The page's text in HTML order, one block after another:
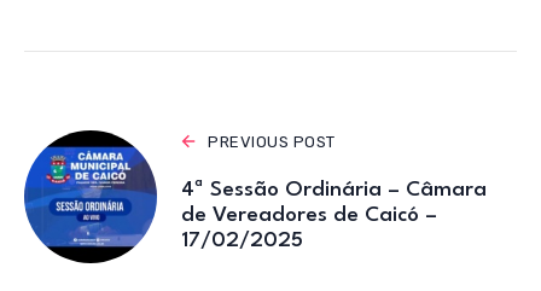
p o
k
m
PREVIOUS POST
4ª Sessão Ordinária – Câmara
de Vereadores de Caicó –
17/02/2025